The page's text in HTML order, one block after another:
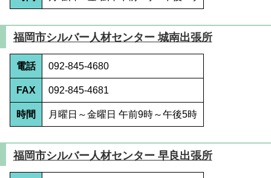
福岡市シルバー人材センター 城南出張所
電話 092-845-4680
FAX 092-845-4681
時間 月曜日～金曜日 午前9時～午後5時
福岡市シルバー人材センター 早良出張所